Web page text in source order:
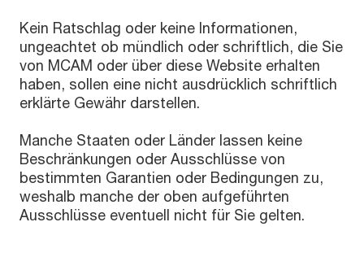
Kein Ratschlag oder keine Informationen,
ungeachtet ob mündlich oder schriftlich, die Sie
von MCAM oder über diese Website erhalten
haben, sollen eine nicht ausdrücklich schriftlich
erklärte Gewähr darstellen.
Manche Staaten oder Länder lassen keine
Beschränkungen oder Ausschlüsse von
bestimmten Garantien oder Bedingungen zu,
weshalb manche der oben aufgeführten
Ausschlüsse eventuell nicht für Sie gelten.